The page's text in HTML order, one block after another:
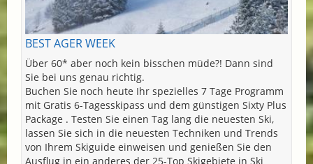
BEST AGER WEEK
Über 60* aber noch kein bisschen müde?! Dann sind
Sie bei uns genau richtig.
Buchen Sie noch heute Ihr spezielles 7 Tage Programm
mit Gratis 6-Tagesskipass und dem günstigen Sixty Plus
Package . Testen Sie einen Tag lang die neuesten Ski,
lassen Sie sich in die neuesten Techniken und Trends
von Ihrem Skiguide einweisen und genießen Sie den
Ausflug in ein anderes der 25-Top Skigebiete in Ski